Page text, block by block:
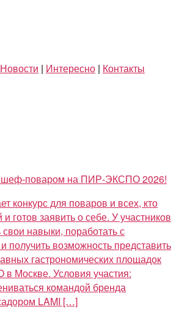
Новости | Интересно | Контакты
шеф-поваром на ПИР-ЭКСПО 2026!
конкурс для поваров и всех, кто
готов заявить о себе. У участников
навыки, поработать с
получить возможность представить
гастрономических площадок
Москве. Условия участия:
командой бренда
LAMI […]